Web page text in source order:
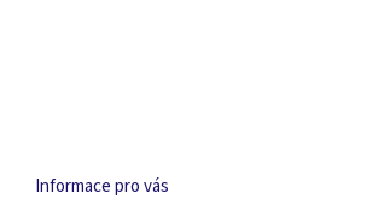
Informace pro vás